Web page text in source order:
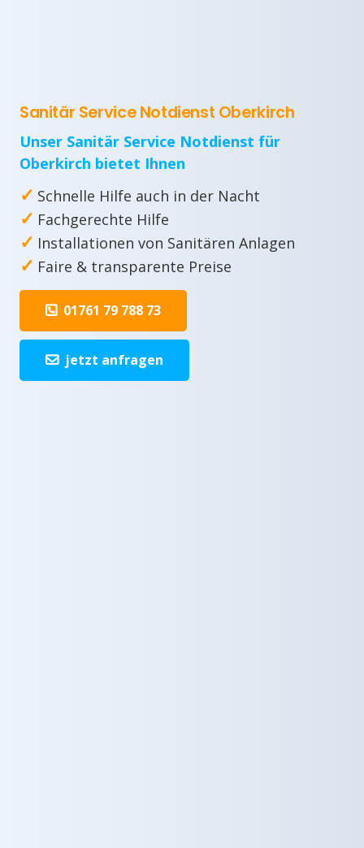
Sanitär Service Notdienst Oberkirch
Unser Sanitär Service Notdienst für
Oberkirch bietet Ihnen
✓ Schnelle Hilfe auch in der Nacht
✓ Fachgerechte Hilfe
✓ Installationen von Sanitären Anlagen
✓ Faire & transparente Preise
01761 79 788 73
jetzt anfragen